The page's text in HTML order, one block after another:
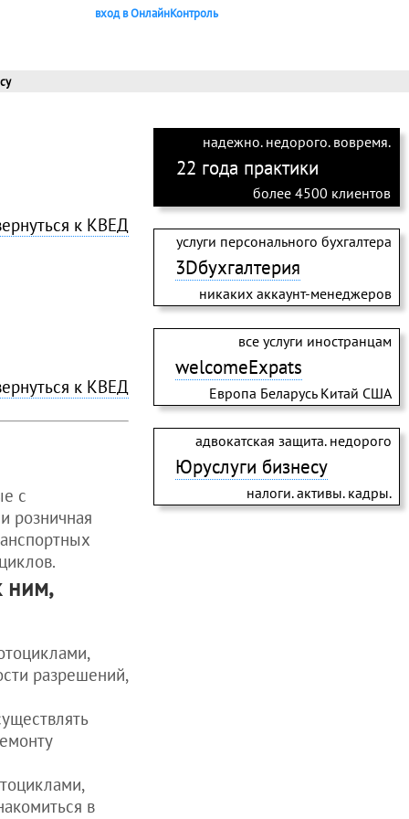
вход в ОнлайнКонтроль
к КВЕД
к КВЕД
с
розничная
ним,
разрешений,
в
надежно. недорого. вовремя.
22 года практики
более 4500 клиентов
услуги персонального бухгалтера
3Dбухгалтерия
никаких аккаунт-менеджеров
все услуги иностранцам
welcomeExpats
Европа Беларусь Китай США
адвокатская защита. недорого
Юруслуги бизнесу
налоги. активы. кадры.